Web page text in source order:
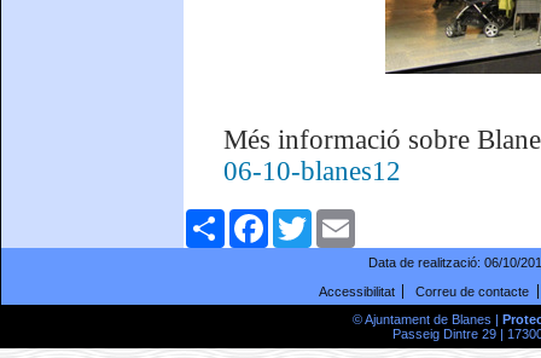
Més informació sobre
06-10-blanes12
ComparteixFacebookTwitter
Data de realització: 06/10/
Accessibilitat
Correu de contacte
© Ajuntament de Blanes |
Passeig Dintre 29 |